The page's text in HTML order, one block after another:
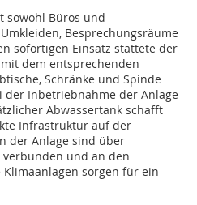
sowohl Büros und
Besprechungsräume
sofortigen Einsatz stattete der
dem entsprechenden
Schränke und Spinde
der Inbetriebnahme der Anlage
Abwassertank schafft
Infrastruktur auf der
der Anlage sind über
und an den
sorgen für ein